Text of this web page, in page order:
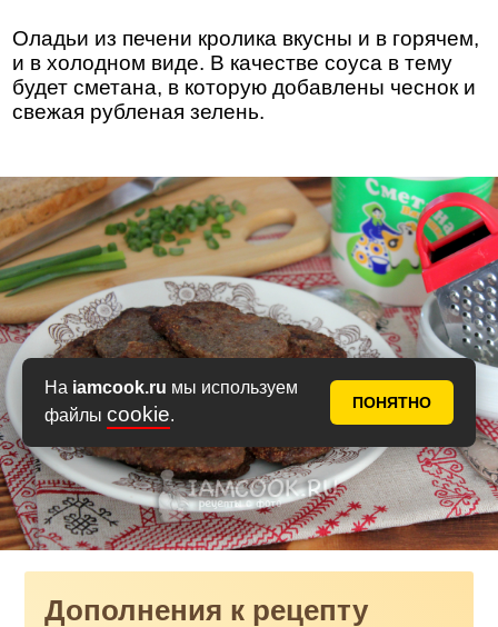
На iamcook.ru мы используем
файлы cookie.
ПОНЯТНО
Оладьи из печени кролика вкусны и в горячем,
и в холодном виде. В качестве соуса в тему
будет сметана, в которую добавлены чеснок и
свежая рубленая зелень.
Дополнения к рецепту